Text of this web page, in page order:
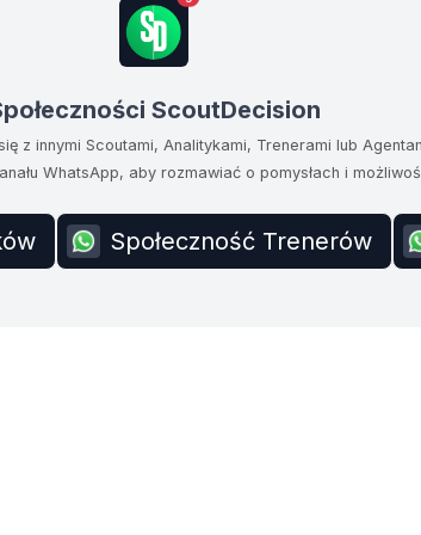
ScoutDecision
z innymi Scoutami, Analitykami, Trenerami lub
WhatsApp, aby rozmawiać o pomysłach i
Społeczność Trenerów